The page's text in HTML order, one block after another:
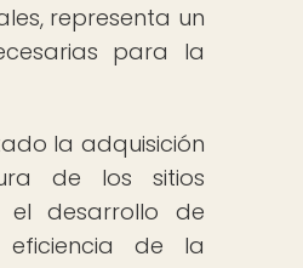
representa un
para la
la adquisición
de los sitios
el desarrollo de
de la